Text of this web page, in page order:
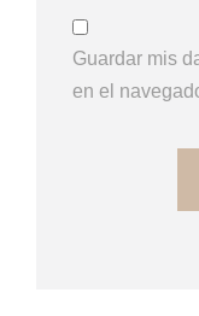
Guardar mis
en el